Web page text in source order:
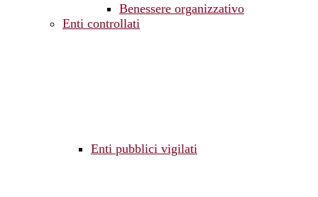
Benessere organizzativo
Enti controllati
Enti pubblici vigilati